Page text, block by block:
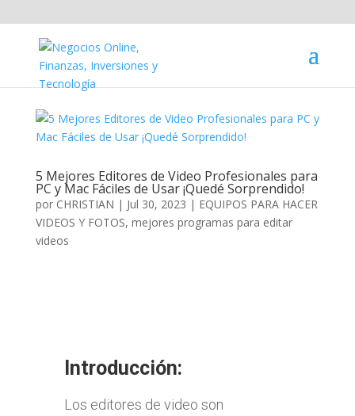
5 Mejores Editores de Video Profesionales para
PC y Mac Fáciles de Usar ¡Quedé Sorprendido!
por CHRISTIAN | Jul 30, 2023 | EQUIPOS PARA HACER
VIDEOS Y FOTOS, mejores programas para editar
videos
Introducción:
Los editores de video son